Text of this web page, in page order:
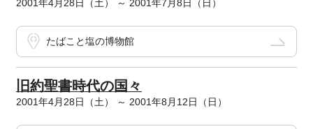
2001年4月28日（土） ～ 2001年7月8日（日）
たばこと塩の博物館
旧約聖書時代の国々
2001年4月28日（土） ～ 2001年8月12日（日）